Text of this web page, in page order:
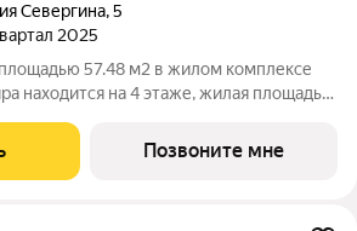
Севергина,5
2025
57.48 м2 в жилом комплексе
находится на 4 этаже, жилая площадь
с окнами
Позвоните мне